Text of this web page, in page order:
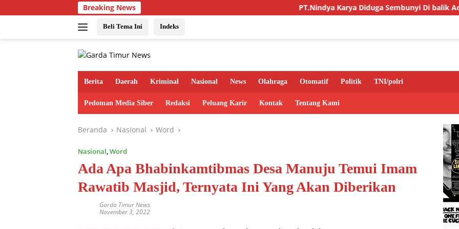
ke
Breaking News PT.Nindya Karya Diduga Sembunyi Di balik
Beli Tema Ini Indeks
Berita Daerah Kriminal Nasional News Olahraga Otomatif Politik TNI/polri
Pedoman Media Siber Redaksi Peluang Karir Kontak Tentang Kami
Beranda Nasional Word
Nasional,Word
Ada Apa Bhabinkamtibmas Desa Manuju Temui Imam
Rawatib Masjid, Ternyata Ini Yang Akan Diberikan
Garda Timur News
November 3, 2022